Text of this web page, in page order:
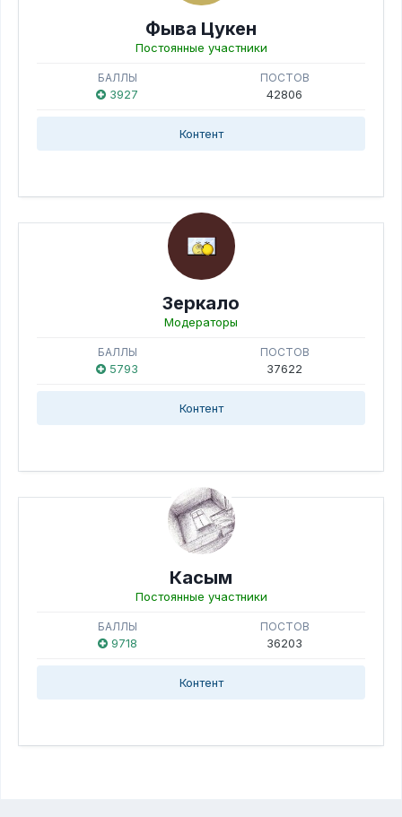
Фыва Цукен
Постоянные участники
БАЛЛЫ
3927
ПОСТОВ
42806
Контент
Зеркало
Модераторы
БАЛЛЫ
5793
ПОСТОВ
37622
Контент
Касым
Постоянные участники
БАЛЛЫ
9718
ПОСТОВ
36203
Контент